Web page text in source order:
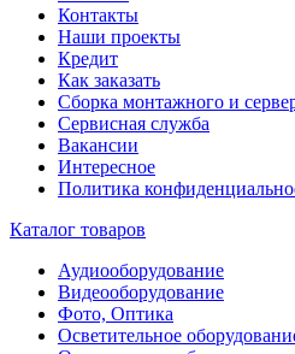
Контакты
Наши проекты
Кредит
Как заказать
Сборка монтажного и
Сервисная служба
Вакансии
Интересное
Политика
Каталог товаров
Аудиооборудование
Видеооборудование
Фото, Оптика
Осветительное